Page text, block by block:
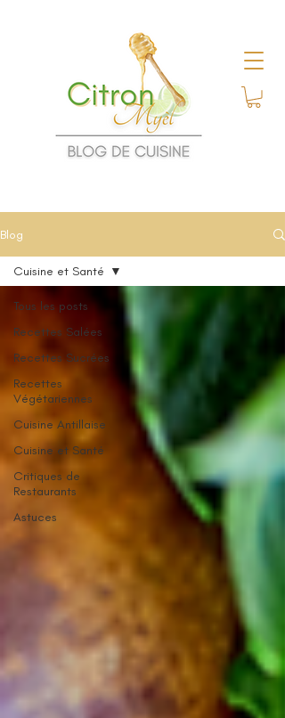
Blog
Tous les posts
Recettes Salées
Recettes Sucrées
Recettes
Végétariennes
Cuisine Antillaise
Cuisine et Santé
Critiques de
Restaurants
Astuces
Cuisine et Santé